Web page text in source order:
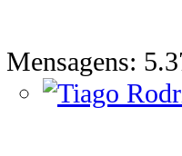
Mensagens: